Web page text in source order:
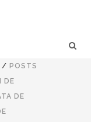
/ POSTS
DE
DE